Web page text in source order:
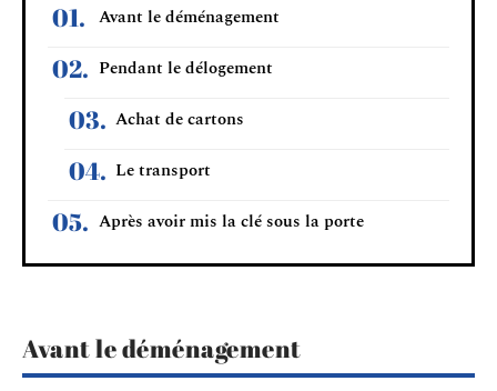
Avant le déménagement
Pendant le délogement
Achat de cartons
Le transport
Après avoir mis la clé sous la porte
Avant le déménagement